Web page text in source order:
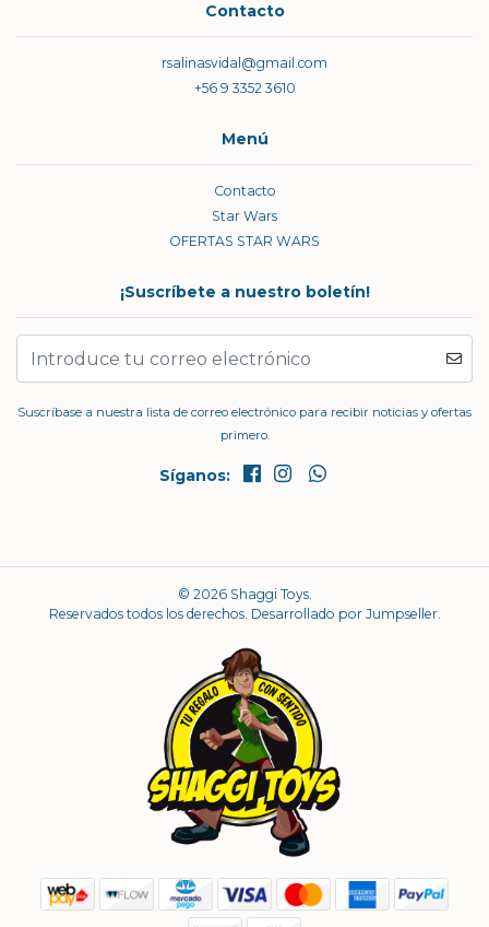
Contacto
rsalinasvidal@gmail.com
+56 9 3352 3610
Menú
Contacto
Star Wars
OFERTAS STAR WARS
¡Suscríbete a nuestro boletín!
Suscríbase a nuestra lista de correo electrónico para recibir noticias y ofertas
primero.
Síganos:
© 2026 Shaggi Toys.
Reservados todos los derechos. Desarrollado por Jumpseller.